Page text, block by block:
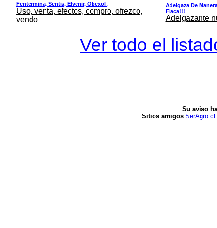
Fentermina, Sentis, Elvenir, Obexol ,
Uso, venta, efectos, compro, ofrezco,
vendo
Adelgaza De
Flaca!!!
Adelgazante
Ver todo el
Su aviso
Sitios amigos SerAgro.cl